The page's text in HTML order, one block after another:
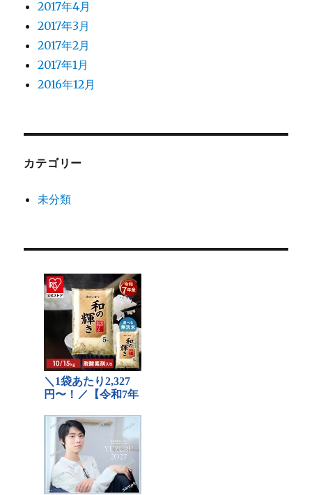
2017年4月
2017年3月
2017年2月
2017年1月
2016年12月
カテゴリー
未分類